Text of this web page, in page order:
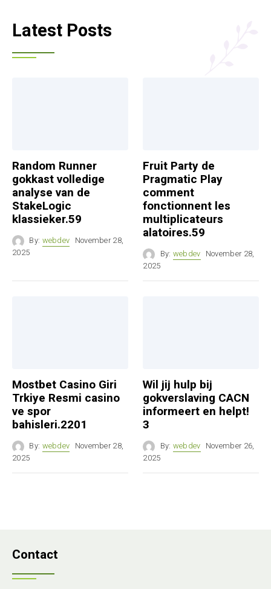
Latest Posts
Random Runner
gokkast volledige
analyse van de
StakeLogic
klassieker.59
By: webdev November 28,
2025
Fruit Party de
Pragmatic Play
comment
fonctionnent les
multiplicateurs
alatoires.59
By: webdev November 28,
2025
Mostbet Casino Giri
Trkiye Resmi casino
ve spor
bahisleri.2201
By: webdev November 28,
2025
Wil jij hulp bij
gokverslaving CACN
informeert en helpt!
3
By: webdev November 26,
2025
Contact